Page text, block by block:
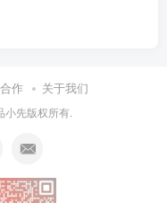
作 关于我们
小先版权所有.